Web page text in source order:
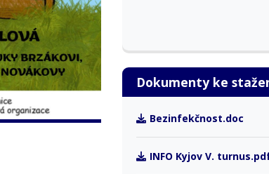
Dokumenty ke
Bezinfekčnost.doc
INFO Kyjov V.